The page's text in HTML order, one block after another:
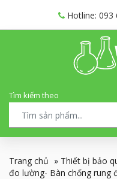
Hotline: 093
Tìm kiếm theo
Trang chủ » Thiết bị bảo
đo lường- Bàn chống rung